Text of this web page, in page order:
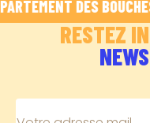
DES
RESTEZ